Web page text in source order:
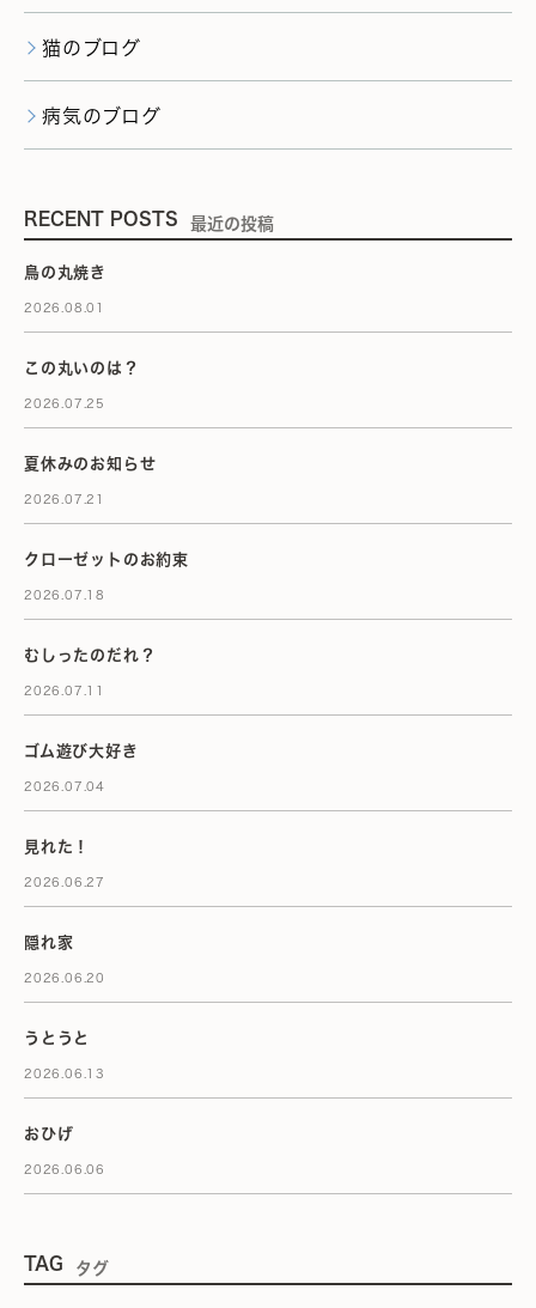
猫のブログ
病気のブログ
RECENT POSTS 最近の投稿
鳥の丸焼き
2026.08.01
この丸いのは？
2026.07.25
夏休みのお知らせ
2026.07.21
クローゼットのお約束
2026.07.18
むしったのだれ？
2026.07.11
ゴム遊び大好き
2026.07.04
見れた！
2026.06.27
隠れ家
2026.06.20
うとうと
2026.06.13
おひげ
2026.06.06
TAG タグ